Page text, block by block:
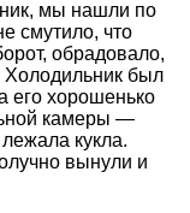
мы нашли по
смутило, что
обрадовало,
Холодильник был
его хорошенько
камеры —
кукла.
вынули и